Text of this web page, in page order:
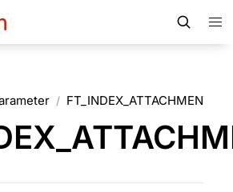
/ FT_INDEX_ATTACHMENTS